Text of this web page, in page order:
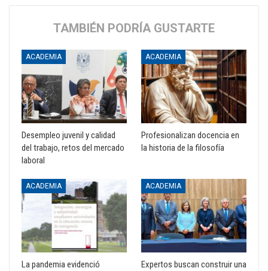
TAMBIÉN PODRÍA GUSTARTE
ACADEMIA
Desempleo juvenil y calidad
del trabajo, retos del mercado
laboral
ACADEMIA
Profesionalizan docencia en
la historia de la filosofía
ACADEMIA
La pandemia evidenció
ACADEMIA
Expertos buscan construir una